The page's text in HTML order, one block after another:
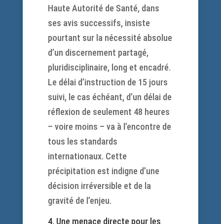
Haute Autorité de Santé, dans
ses avis successifs, insiste
pourtant sur la nécessité absolue
d’un discernement partagé,
pluridisciplinaire, long et encadré.
Le délai d’instruction de 15 jours
suivi, le cas échéant, d’un délai de
réflexion de seulement 48 heures
– voire moins – va à l’encontre de
tous les standards
internationaux. Cette
précipitation est indigne d’une
décision irréversible et de la
gravité de l’enjeu.
4. Une menace directe pour les